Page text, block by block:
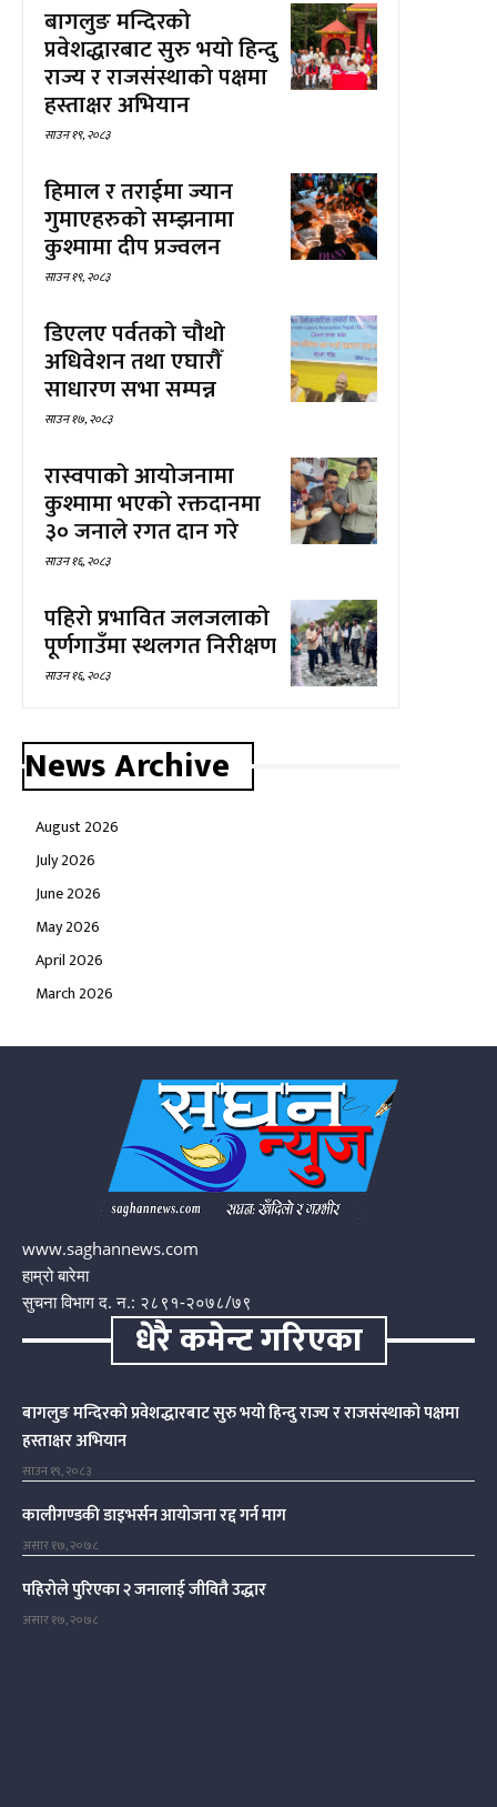
बागलुङ मन्दिरको
प्रवेशद्धारबाट सुरु भयो हिन्दु
राज्य र राजसंस्थाको पक्षमा
हस्ताक्षर अभियान
साउन १९, २०८३
हिमाल र तराईमा ज्यान
गुमाएहरुको सम्झनामा
कुश्मामा दीप प्रज्वलन
साउन १९, २०८३
डिएलए पर्वतको चौथो
अधिवेशन तथा एघारौँ
साधारण सभा सम्पन्न
साउन १७, २०८३
रास्वपाको आयोजनामा
कुश्मामा भएको रक्तदानमा
३० जनाले रगत दान गरे
साउन १६, २०८३
पहिरो प्रभावित जलजलाको
पूर्णगाउँमा स्थलगत निरीक्षण
साउन १६, २०८३
News Archive
August 2026
July 2026
June 2026
May 2026
April 2026
March 2026
www.saghannews.com
हाम्रो बारेमा
सुचना विभाग द. न.: २८९१-२०७८/७९
धेरै कमेन्ट गरिएका
बागलुङ मन्दिरको प्रवेशद्धारबाट सुरु भयो हिन्दु राज्य र राजसंस्थाको पक्षमा
हस्ताक्षर अभियान
साउन १९, २०८३
कालीगण्डकी डाइभर्सन आयोजना रद्द गर्न माग
असार १७, २०७८
पहिरोले पुरिएका २ जनालाई जीवितै उद्धार
असार १७, २०७८